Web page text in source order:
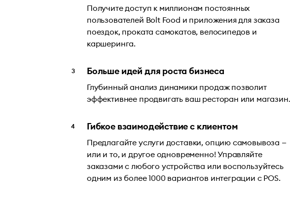
Получите доступ к миллионам постоянных
пользователей Bolt Food и приложения для заказа
поездок, проката самокатов, велосипедов и
каршеринга.
Больше идей для роста бизнеса
Глубинный анализ динамики продаж позволит
эффективнее продвигать ваш ресторан или магазин.
Гибкое взаимодействие с клиентом
Предлагайте услуги доставки, опцию самовывоза —
или и то, и другое одновременно! Управляйте
заказами с любого устройства или воспользуйтесь
одним из более 1000 вариантов интеграции с POS.